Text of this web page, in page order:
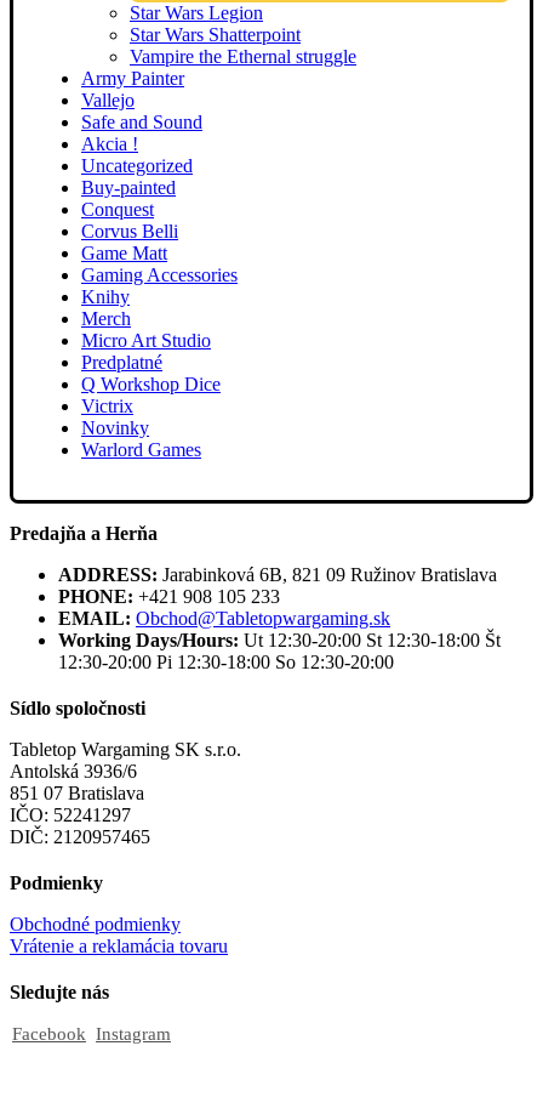
Star Wars Legion
Star Wars Shatterpoint
Vampire the Ethernal struggle
Army Painter
Vallejo
Safe and Sound
Akcia !
Uncategorized
Buy-painted
Conquest
Corvus Belli
Game Matt
Gaming Accessories
Knihy
Merch
Micro Art Studio
Predplatné
Q Workshop Dice
Victrix
Novinky
Warlord Games
Predajňa a Herňa
ADDRESS: Jarabinková 6B, 821 09 Ružinov Bratislava
PHONE: +421 908 105 233
EMAIL: Obchod@Tabletopwargaming.sk
Working Days/Hours: Ut 12:30-20:00 St 12:30-18:00 Št
12:30-20:00 Pi 12:30-18:00 So 12:30-20:00
Sídlo spoločnosti
Tabletop Wargaming SK s.r.o.
Antolská 3936/6
851 07 Bratislava
IČO: 52241297
DIČ: 2120957465
Podmienky
Obchodné podmienky
Vrátenie a reklamácia tovaru
Sledujte nás
Facebook Instagram